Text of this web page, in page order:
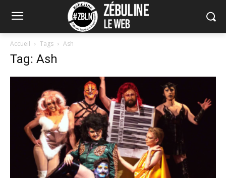
Accueil Tags Ash
Tag: Ash